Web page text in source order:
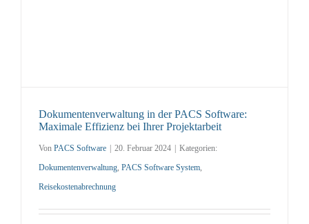
Dokumentenverwaltung in der PACS Software:
Maximale Effizienz bei Ihrer Projektarbeit
Von PACS Software 20. Februar 2024
Kategorien:
Dokumentenverwaltung, PACS Software System,
Reisekostenabrechnung